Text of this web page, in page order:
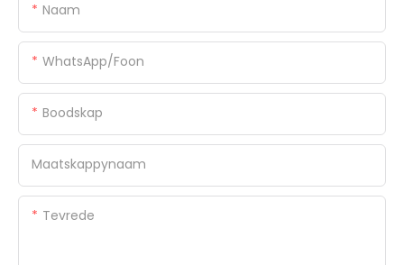
Naam
WhatsApp/foon
Boodskap
Maatskappynaam
Tevrede